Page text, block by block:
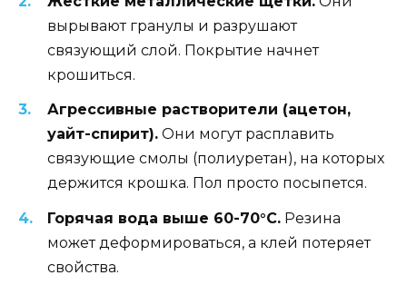
вырывают гранулы и разрушают
связующий слой. Покрытие начнет
крошиться.
Агрессивные растворители (ацетон,
уайт-спирит). Они могут расплавить
связующие смолы (полиуретан), на которых
держится крошка. Пол просто посыпется.
Горячая вода выше 60-70°C. Резина
может деформироваться, а клей потеряет
свойства.